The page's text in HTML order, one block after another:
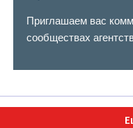
Приглашаем вас
сообществах